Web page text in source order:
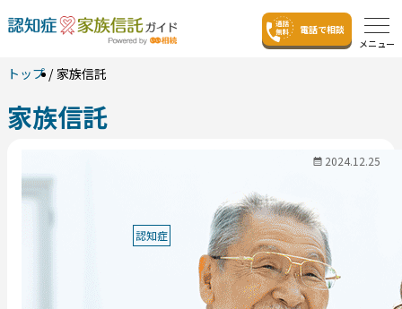
電話で相談
メニュー
トップ 家族信託
家族信託
認知症
2024.12.25